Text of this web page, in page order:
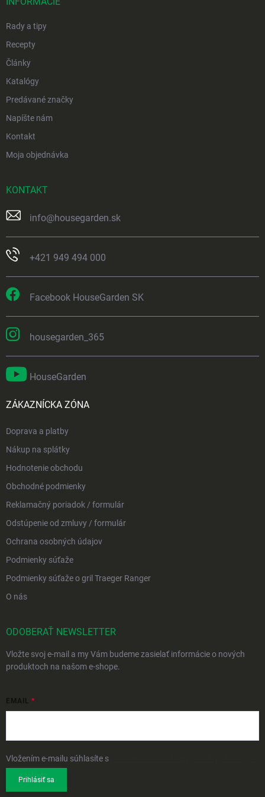
Rady a tipy
Recepty
Články
Katalógy
Predávané značky
Napíšte nám
Kontakt
Moja objednávka
KONTAKT
info@housegarden.sk
+421 949 494 000
Facebook HouseGarden SK
housegarden_365
HouseGarden
ZÁKAZNÍCKA ZÓNA
Doprava a platby
Nákup na splátky
Hodnotenie obchodu
Obchodné podmienky
Reklamačný poriadok / formulár
Odstúpenie od zmluvy / formulár
Ochrana osobných údajov
Podmienky súťaže
Podmienky súťaže o gril Traeger Ranger
O nás
ODOBERAŤ NEWSLETTER
Vložte svoj e-mail a my Vám budeme zasielať informácie o nových
produktoch na našom e-shope.
EMAIL
Vložením e-mailu súhlasíte s
Prihlásiť sa